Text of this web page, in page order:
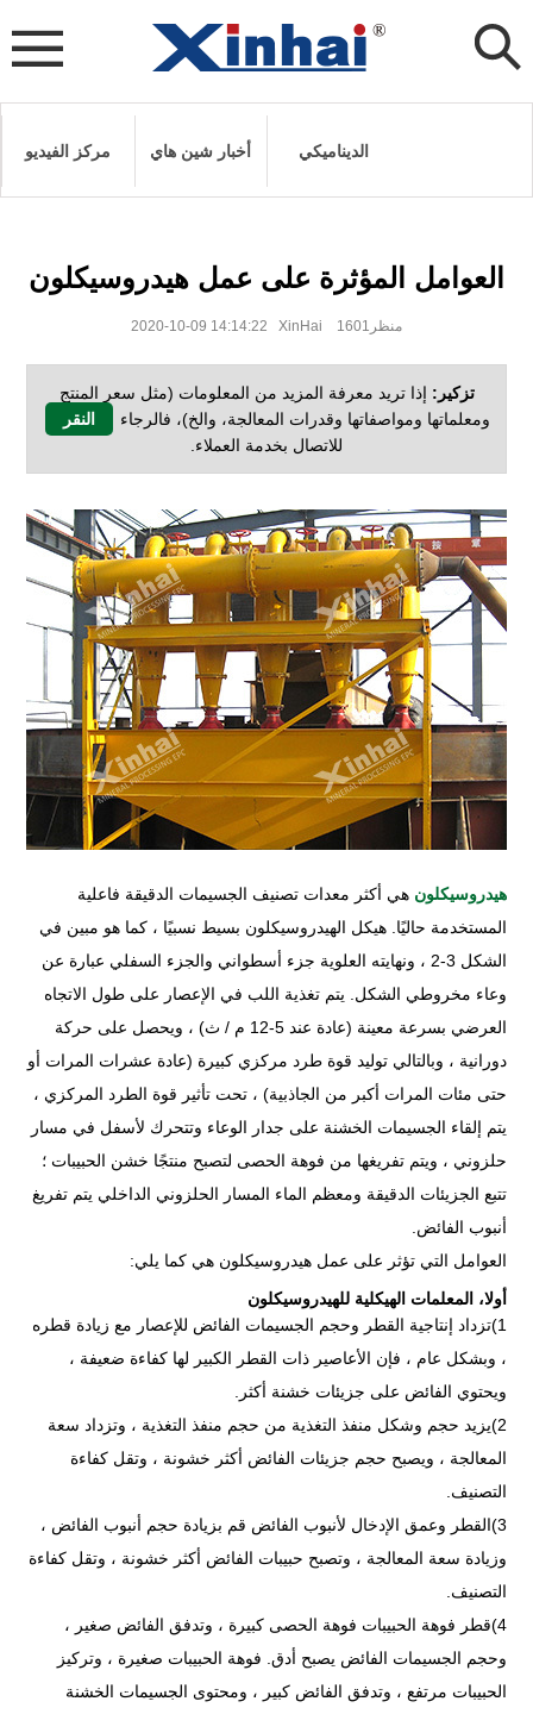
مركز الفيديو أخبار شين هاي الديناميكي
العوامل المؤثرة على عمل هيدروسيكلون
2020-10-09 14:14:22 XinHai منظر1601
تزكير: إذا تريد معرفة المزيد من المعلومات (مثل سعر المنتج
ومعلماتها ومواصفاتها وقدرات المعالجة، والخ)، فالرجاء
النقر
للاتصال بخدمة العملاء.
هيدروسيكلون هي أكثر معدات تصنيف الجسيمات الدقيقة فاعلية
المستخدمة حاليًا. هيكل الهيدروسيكلون بسيط نسبيًا ، كما هو مبين في
الشكل 3-2 ، ونهايته العلوية جزء أسطواني والجزء السفلي عبارة عن
وعاء مخروطي الشكل. يتم تغذية اللب في الإعصار على طول الاتجاه
العرضي بسرعة معينة (عادة عند 5-12 م / ث) ، ويحصل على حركة
دورانية ، وبالتالي توليد قوة طرد مركزي كبيرة (عادة عشرات المرات أو
حتى مئات المرات أكبر من الجاذبية) ، تحت تأثير قوة الطرد المركزي ،
يتم إلقاء الجسيمات الخشنة على جدار الوعاء وتتحرك لأسفل في مسار
حلزوني ، ويتم تفريغها من فوهة الحصى لتصبح منتجًا خشن الحبيبات ؛
تتبع الجزيئات الدقيقة ومعظم الماء المسار الحلزوني الداخلي يتم تفريغ
أنبوب الفائض.
العوامل التي تؤثر على عمل هيدروسيكلون هي كما يلي:
أولا، المعلمات الهيكلية للهيدروسيكلون
1)تزداد إنتاجية القطر وحجم الجسيمات الفائض للإعصار مع زيادة قطره
، وبشكل عام ، فإن الأعاصير ذات القطر الكبير لها كفاءة ضعيفة ،
ويحتوي الفائض على جزيئات خشنة أكثر.
2)يزيد حجم وشكل منفذ التغذية من حجم منفذ التغذية ، وتزداد سعة
المعالجة ، ويصبح حجم جزيئات الفائض أكثر خشونة ، وتقل كفاءة
التصنيف.
3)القطر وعمق الإدخال لأنبوب الفائض قم بزيادة حجم أنبوب الفائض ،
وزيادة سعة المعالجة ، وتصبح حبيبات الفائض أكثر خشونة ، وتقل كفاءة
التصنيف.
4)قطر فوهة الحبيبات فوهة الحصى كبيرة ، وتدفق الفائض صغير ،
وحجم الجسيمات الفائض يصبح أدق. فوهة الحبيبات صغيرة ، وتركيز
الحبيبات مرتفع ، وتدفق الفائض كبير ، ومحتوى الجسيمات الخشنة